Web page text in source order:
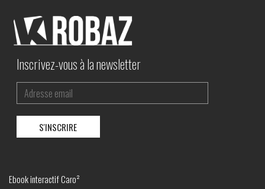
Inscrivez-vous à la newsletter
Ebook interactif Caro²